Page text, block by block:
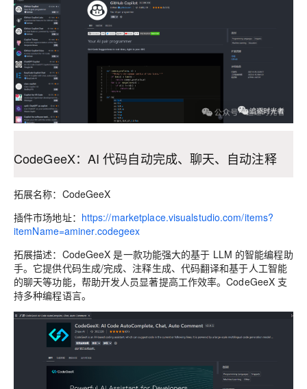
CodeGeeX：AI 代码自动完成、聊天、自动注释
拓展名称：CodeGeeX
插件市场地址： https://marketplace.visualstudio.com/items?
itemName=aminer.codegeex
拓展描述：CodeGeeX 是一款功能强大的基于 LLM 的智能编程助
手。它提供代码生成/完成、注释生成、代码翻译和基于人工智能
的聊天等功能，帮助开发人员显著提高工作效率。CodeGeeX 支
持多种编程语言。